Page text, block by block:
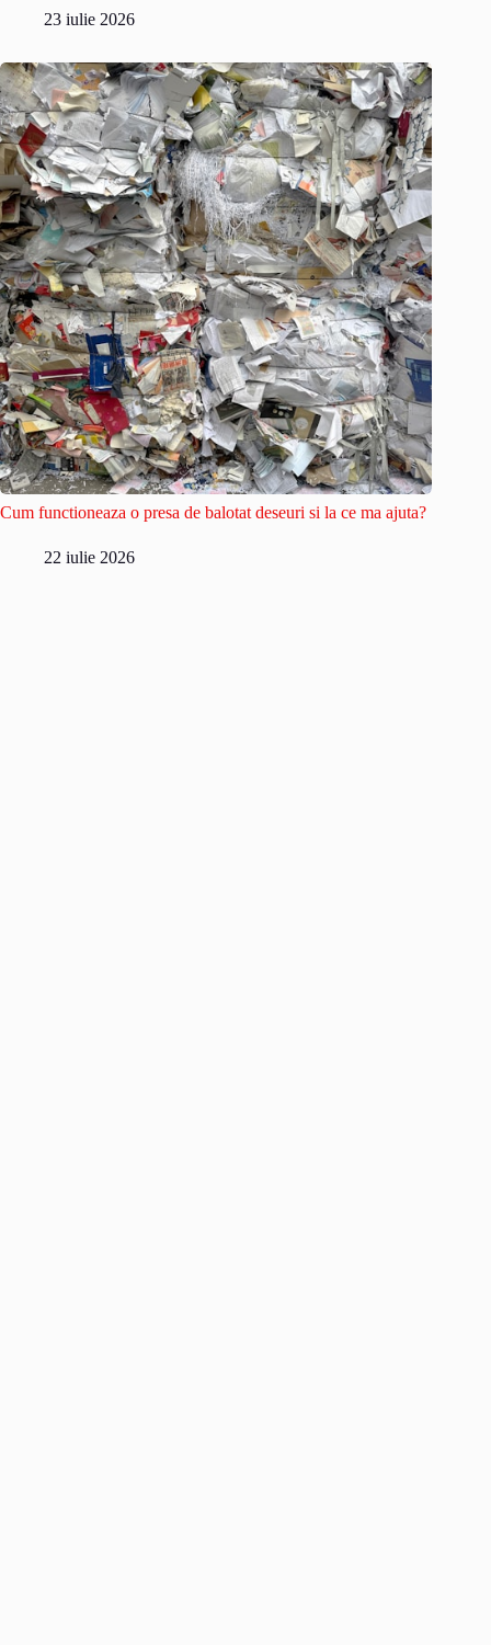
23 iulie 2026
Cum functioneaza o presa de balotat deseuri si la ce ma ajuta?
22 iulie 2026